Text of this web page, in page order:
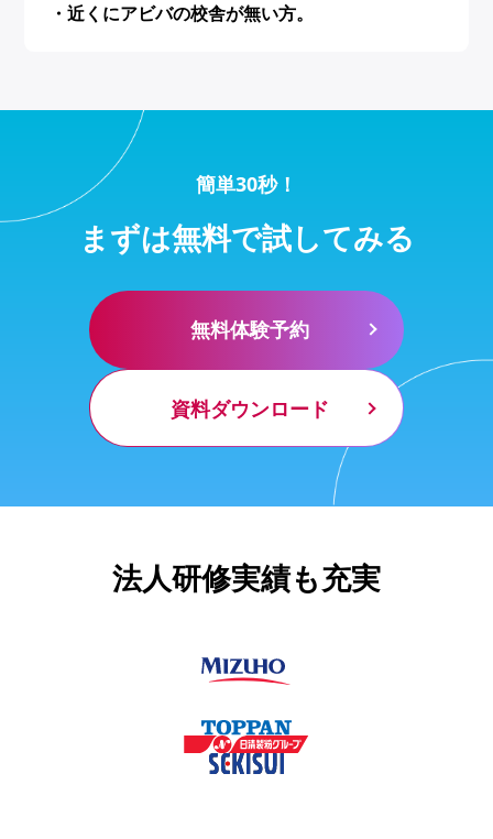
・近くにアビバの校舎が無い方。
簡単30秒！
まずは無料で試してみる
無料体験予約
資料ダウンロード
法人研修実績も充実